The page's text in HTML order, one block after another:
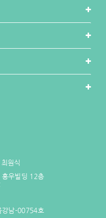
원식
우빌딩 12층
강남-00754호